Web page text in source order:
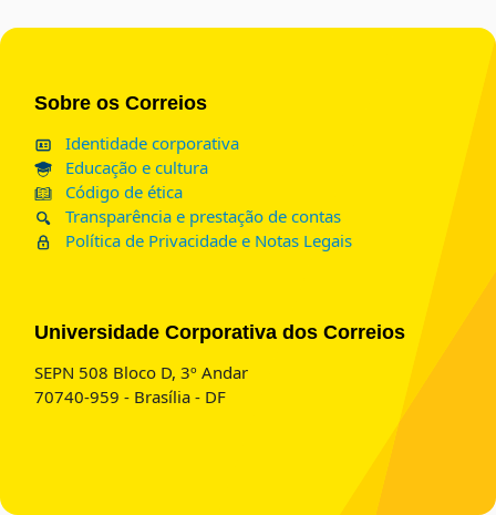
Sobre os Correios
Identidade corporativa
Educação e cultura
Código de ética
Transparência e prestação de contas
Política de Privacidade e Notas Legais
Universidade Corporativa dos Correios
SEPN 508 Bloco D, 3º Andar
70740-959 - Brasília - DF